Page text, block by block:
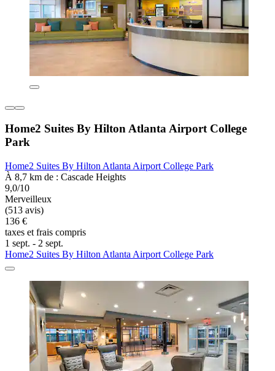
Home2 Suites By Hilton Atlanta Airport College
Park
Home2 Suites By Hilton Atlanta Airport College Park
À 8,7 km de : Cascade Heights
9,0/10
Merveilleux
(513 avis)
136 €
taxes et frais compris
1 sept. - 2 sept.
Home2 Suites By Hilton Atlanta Airport College Park